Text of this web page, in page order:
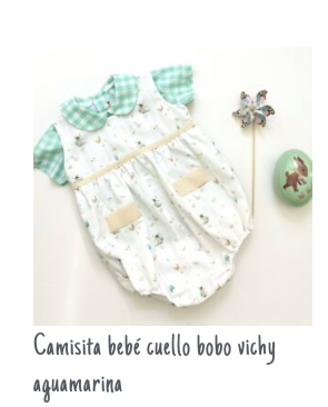
Camisita bebé cuello bobo vichy
aguamarina